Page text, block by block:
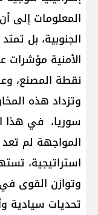
المعلومات إلى
الجنوبية، بل
الأمنية مؤشرات
نقطة المصنع،
وتزداد هذه
سوريا، في هذا
المواجهة لم
استراتيجية،
وتوازن القوى
تحديات سيادية